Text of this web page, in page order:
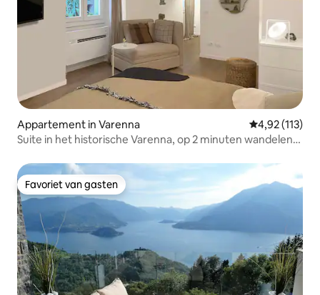
Appartement in Varenna Gemiddelde
4,92 (113)
Suite in het historische Varenna, op 2 minuten wandelen
Favoriet van gasten
Favoriet van gasten